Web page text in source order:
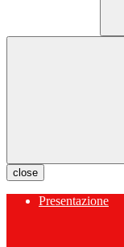
close
Presentazione